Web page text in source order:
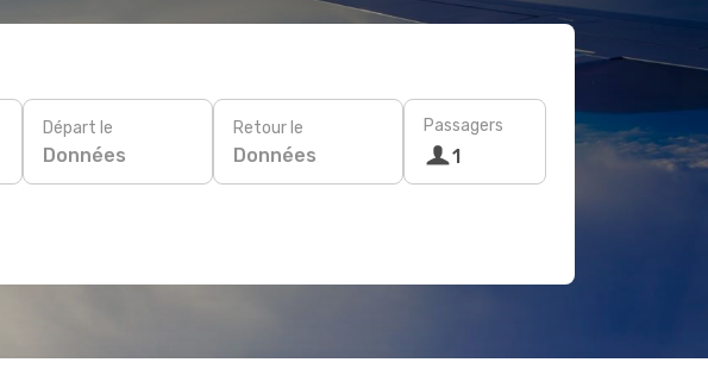
Départ le
Données
Retour le
Données
Passagers
1